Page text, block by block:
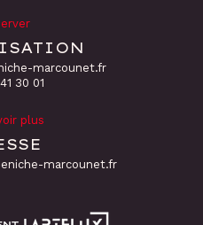
marcounet.fr
30 01
plus
marcounet.fr